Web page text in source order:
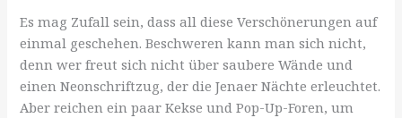
Es mag Zufall sein, dass all diese Verschönerungen auf
einmal geschehen. Beschweren kann man sich nicht,
denn wer freut sich nicht über saubere Wände und
einen Neonschriftzug, der die Jenaer Nächte erleuchtet.
Aber reichen ein paar Kekse und Pop-Up-Foren, um